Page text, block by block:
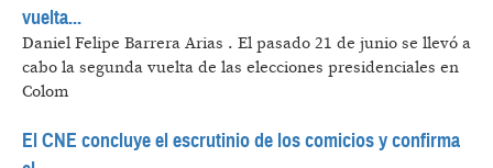
vuelta...
Daniel Felipe Barrera Arias . El pasado 21 de junio se llevó a
cabo la segunda vuelta de las elecciones presidenciales en
Colom
El CNE concluye el escrutinio de los comicios y confirma